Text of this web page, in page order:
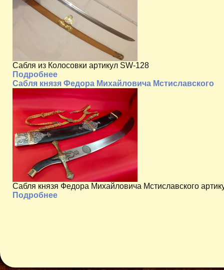
Сабля из Колосовки артикул SW-128
Подробнее
Сабля князя Федора Михайловича Мстиславского
Сабля князя Федора Михайловича Мстиславского
Подробнее